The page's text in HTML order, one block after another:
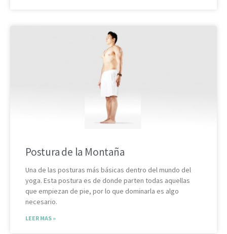
Postura de la Montaña
Una de las posturas más básicas dentro del mundo del
yoga. Esta postura es de donde parten todas aquellas
que empiezan de pie, por lo que dominarla es algo
necesario.
LEER MAS »